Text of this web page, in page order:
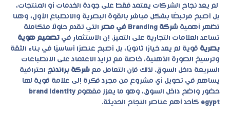
لم يعد نجاح الشركات يعتمد فقط على جودة الخدمات أو المنتجات،
بل أصبح مرتبطًا بشكل مباشر بالقوة البصرية والانطباع الأول، وهنا
تظهر أهمية شركة Branding في مصر
التي تقدم حلولًا متكاملة
تساعد العلامات التجارية على التميز. إن الاستثمار في تصميم هوية
بصرية قوية لم يعد خيارًا ثانويًا، بل أصبح عنصرًا أساسيًا في بناء الثقة
وترسيخ الصورة الذهنية، خاصة مع تزايد الاعتماد على الانطباعات
السريعة داخل السوق. لذلك فإن التعامل مع شركة براندنج احترافية
يساهم في تحويل أي مشروع من مجرد فكرة إلى علامة قوية لها
حضور واضح داخل السوق، وهو ما يعزز مفهوم brand identity
egypt كأحد أهم عناصر النجاح الحديثة.